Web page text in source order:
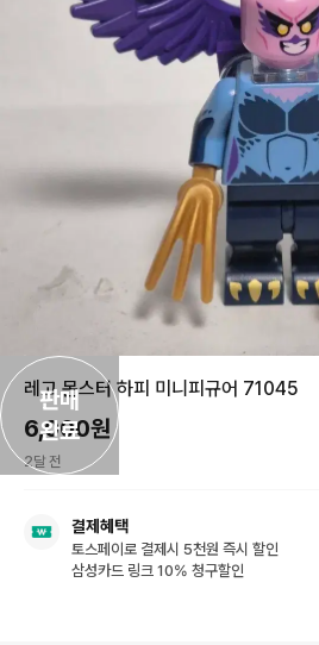
판매
완료
레고 몬스터 하피 미니피규어 71045
6,000원
2달 전
결제혜택
토스페이로 결제시 5천원 즉시 할인
삼성카드 링크 10% 청구할인